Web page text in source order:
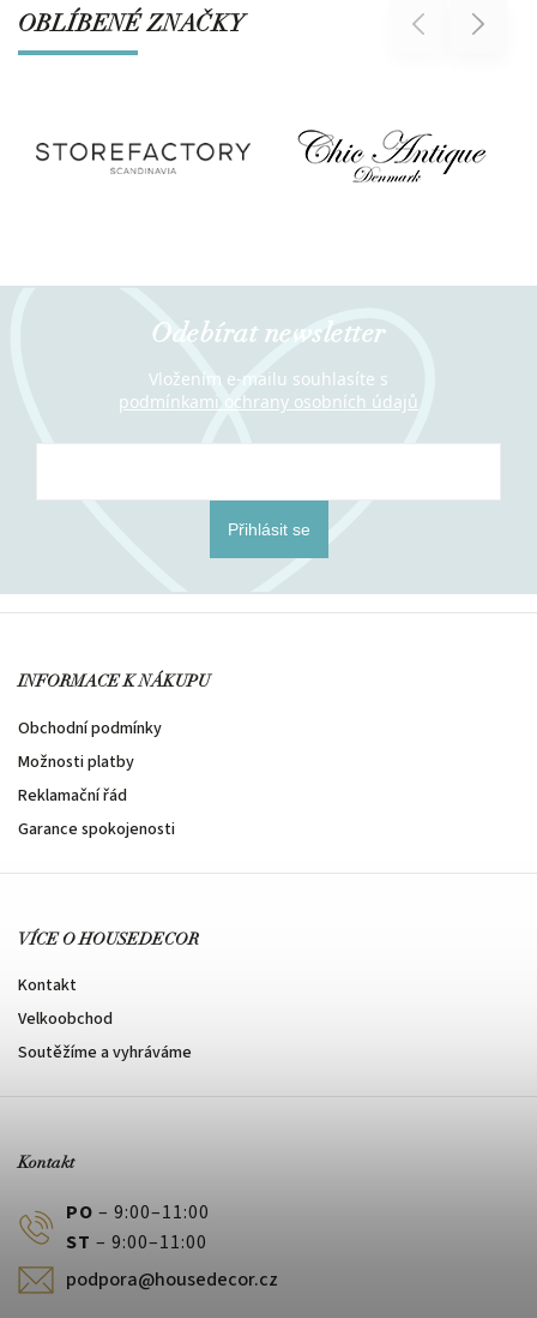
OBLÍBENÉ ZNAČKY Previous Next
Odebírat newsletter
Vložením e-mailu souhlasíte s
podmínkami ochrany osobních údajů
Přihlásit se
INFORMACE K NÁKUPU
Obchodní podmínky
Možnosti platby
Reklamační řád
Garance spokojenosti
VÍCE O HOUSEDECOR
Kontakt
Velkoobchod
Soutěžíme a vyhráváme
Kontakt
PO – 9:00–11:00
ST – 9:00–11:00
podpora@housedecor.cz